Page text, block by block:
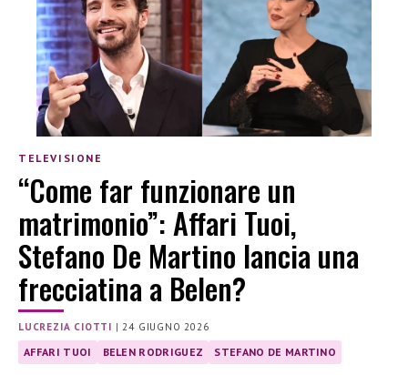
TELEVISIONE
“Come far funzionare un
matrimonio”: Affari Tuoi,
Stefano De Martino lancia una
frecciatina a Belen?
LUCREZIA CIOTTI | 24 GIUGNO 2026
AFFARI TUOI BELEN RODRIGUEZ STEFANO DE MARTINO